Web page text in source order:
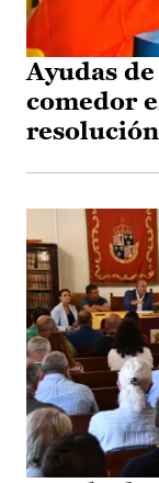
Ayudas
comedor